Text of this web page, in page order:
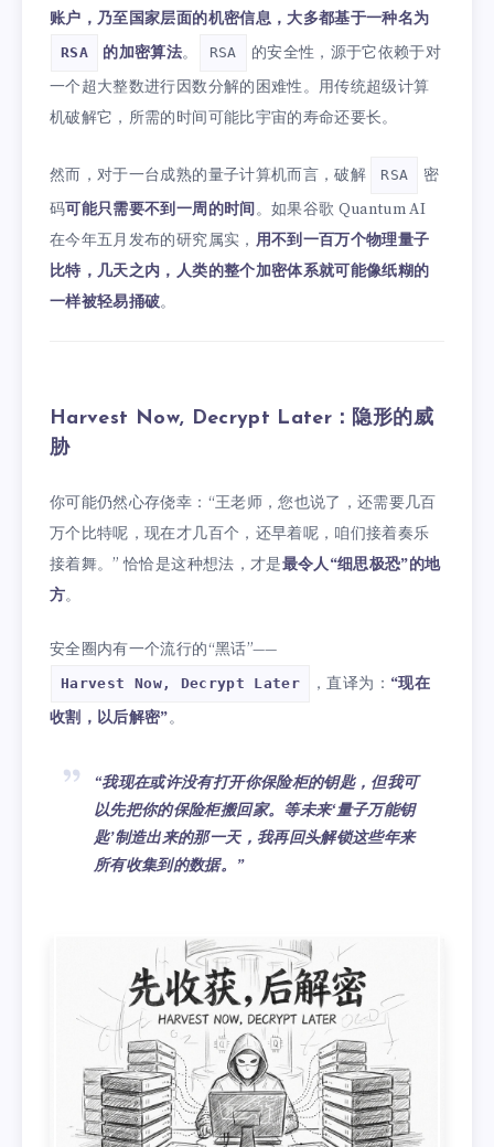
账户，乃至国家层面的机密信息，大多都基于一种名为
RSA 的加密算法。 RSA
的安全性，源于它依赖于对
一个超大整数进行因数分解的困难性。用传统超级计算
机破解它，所需的时间可能比宇宙的寿命还要长。
然而，对于一台成熟的量子计算机而言，破解 RSA
密
码可能只需要不到一周的时间 。如果谷歌 Quantum AI
在今年五月发布的研究属实， 用不到一百万个物理量子
比特，几天之内，人类的整个加密体系就可能像纸糊的
一样被轻易捅破。
Harvest Now, Decrypt Later：隐形的威
胁
你可能仍然心存侥幸：“王老师，您也说了，还需要几百
万个比特呢，现在才几百个，还早着呢，咱们接着奏乐
接着舞。” 恰恰是这种想法，才是最令人“细思极恐”的地
方。
安全圈内有一个流行的“黑话”——
Harvest Now, Decrypt Later ，直译为： “现在
收割，以后解密”。
“我现在或许没有打开你保险柜的钥匙，但我可
以先把你的保险柜搬回家。等未来‘量子万能钥
匙’制造出来的那一天，我再回头解锁这些年来
所有收集到的数据。”